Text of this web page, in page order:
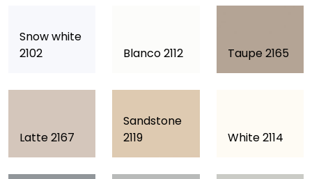
Snow white
2102
Blanco 2112 Taupe 2165
Latte 2167
Sandstone
2119
White 2114